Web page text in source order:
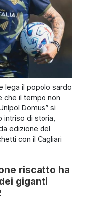
lega il popolo sardo
che il tempo non
Domus” si
intriso di storia,
edizione del
con il Cagliari
riscatto ha
giganti